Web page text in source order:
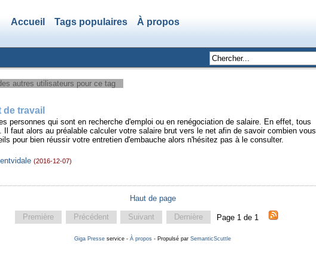
Accueil Tags populaires À propos
autres utilisateurs pour ce tag
travail
personnes qui sont en recherche d'emploi ou en renégociation de salaire. En effet, tous
faut alors au préalable calculer votre salaire brut vers le net afin de savoir combien vous
pour bien réussir votre entretien d'embauche alors n'hésitez pas à le consulter.
(2016-12-07)
Haut de page
Première Précédent Suivant Dernière Page 1 de 1
Giga Presse service - À propos - Propulsé par SemanticScuttle